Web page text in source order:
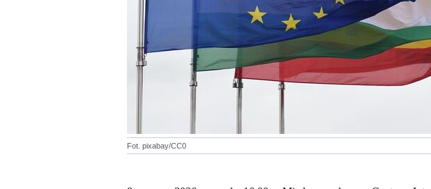
Fot. pixabay/CC0